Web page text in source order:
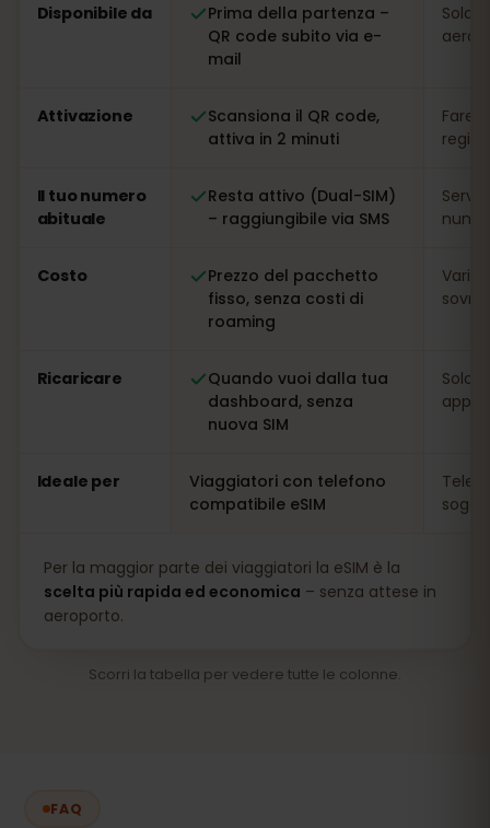
Disponibile da
Prima della partenza –
QR code subito via e-
mail
Solo
Attivazione
Scansiona il QR code,
attiva in 2 minuti
Fare
Il tuo numero
abituale
Resta attivo (Dual-SIM)
– raggiungibile via SMS
Costo
Prezzo del pacchetto
fisso, senza costi di
roaming
Ricaricare
Quando vuoi dalla tua
dashboard, senza
nuova SIM
Solo
app
Ideale per
Viaggiatori con telefono
compatibile eSIM
Per la maggior parte dei viaggiatori la eSIM è la
scelta più rapida ed economica – senza attese in
aeroporto.
Scorri la tabella per vedere tutte le colonne.
FAQ